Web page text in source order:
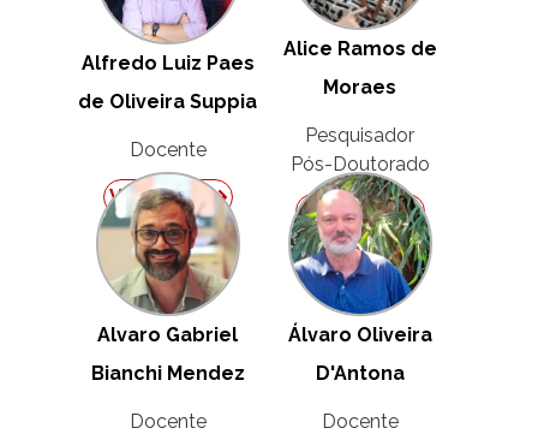
Alfredo Luiz Paes
de Oliveira Suppia
Docente
Ver Perfil
Alice Ramos de
Moraes
Pesquisador
Pós-Doutorado
Ver Perfil
Alvaro Gabriel
Bianchi Mendez
Docente
Álvaro Oliveira
D'Antona
Docente